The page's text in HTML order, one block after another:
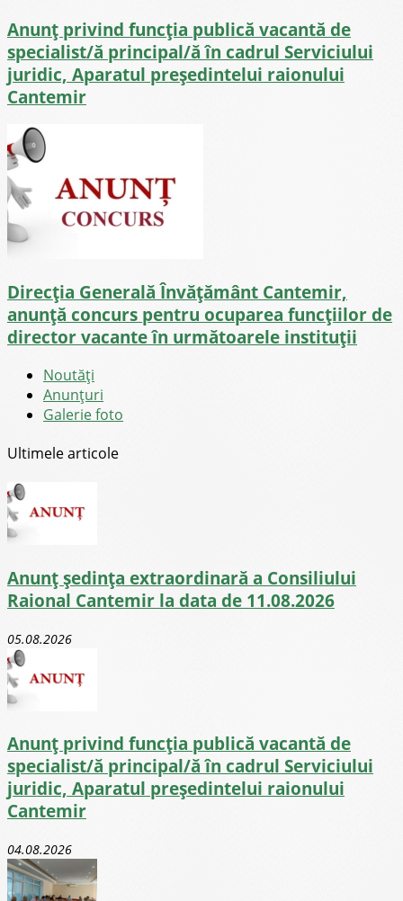
Anunț privind funcția publică vacantă de
specialist/ă principal/ă în cadrul Serviciului
juridic, Aparatul președintelui raionului
Cantemir
Direcţia Generală Învăţământ Cantemir,
anunță concurs pentru ocuparea funcţiilor de
director vacante în următoarele instituții
Noutăţi
Anunţuri
Galerie foto
Ultimele articole
Anunț ședința extraordinară a Consiliului
Raional Cantemir la data de 11.08.2026
05.08.2026
Anunț privind funcția publică vacantă de
specialist/ă principal/ă în cadrul Serviciului
juridic, Aparatul președintelui raionului
Cantemir
04.08.2026